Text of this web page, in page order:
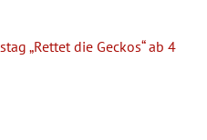
„Rettet die Geckos“ ab 4